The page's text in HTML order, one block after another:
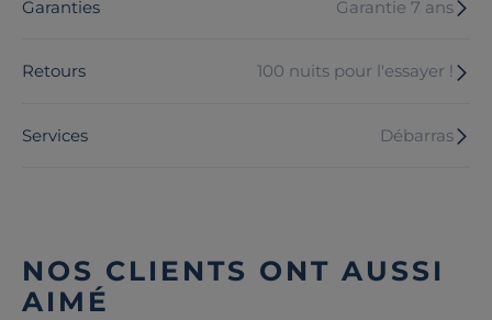
Garanties Garantie 7 ans
Retours 100 nuits pour l'essayer !
Services Débarras
NOS CLIENTS ONT AUSSI
AIMÉ